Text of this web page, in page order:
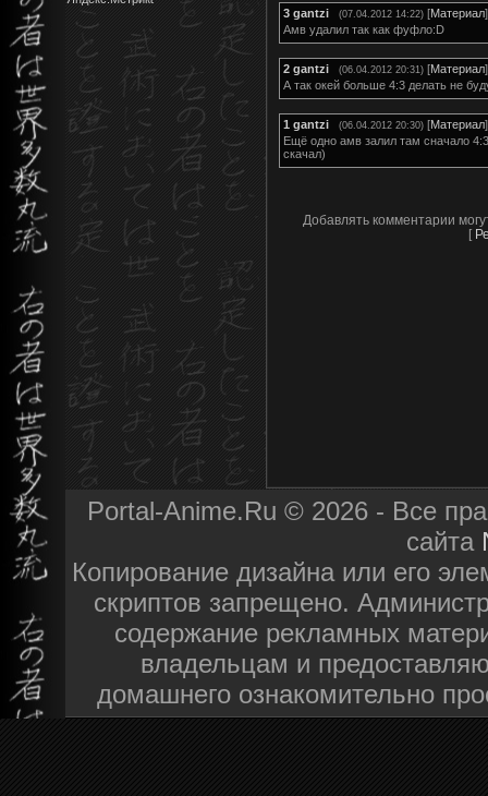
3 gantzi (07.04.2012 14:22) [Материал]
Амв удалил так как фуфло:D
2 gantzi (06.04.2012 20:31) [Материал]
А так окей больше 4:3 делать не
1 gantzi (06.04.2012 20:30) [Материал]
Ещё одно амв залил там сначало
скачал)
Добавлять комментарии
[
Portal-Anime.Ru © 2026 - Все
сайта
Копирование дизайна или его
скриптов запрещено.
содержание рекламных
владельцам и
домашнего ознакомительно